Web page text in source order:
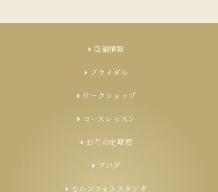
店舗情報
ブライダル
ワークショップ
コースレッスン
お花の定期便
ブログ
セルフフォトスタジオ